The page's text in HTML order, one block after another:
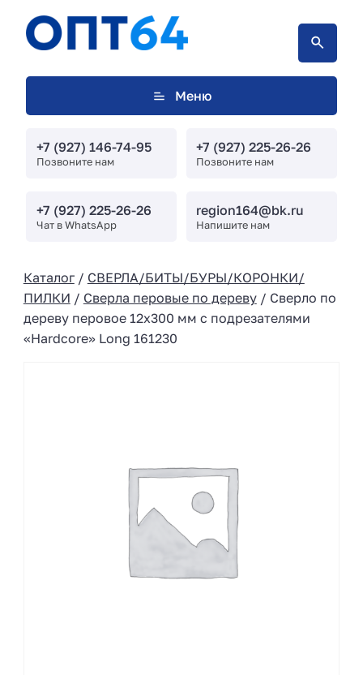
Меню
+7 (927) 146-74-95
Позвоните нам
+7 (927) 225-26-26
Позвоните нам
+7 (927) 225-26-26
Чат в WhatsApp
region164@bk.ru
Напишите нам
Каталог/ СВЕРЛА/БИТЫ/БУРЫ/КОРОНКИ/
ПИЛКИ / Сверла перовые по дереву/ Сверло по
дереву перовое 12х300 мм с подрезателями
«Hardcore» Long 161230